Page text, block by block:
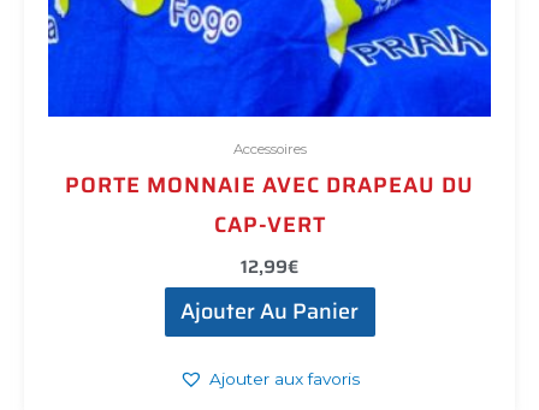
Accessoires
PORTE MONNAIE AVEC DRAPEAU DU
CAP-VERT
12,99€
Ajouter Au Panier
Ajouter aux favoris